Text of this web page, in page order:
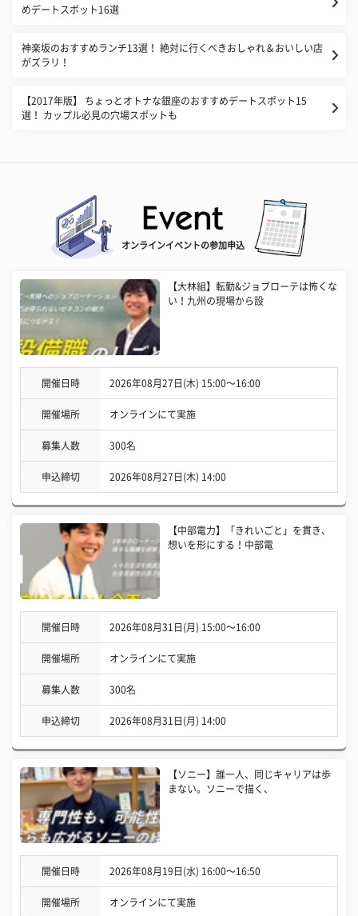
めデートスポット16選
神楽坂のおすすめランチ13選！ 絶対に行くべきおしゃれ＆おいしい店
がズラリ！
【2017年版】 ちょっとオトナな銀座のおすすめデートスポット15
選！ カップル必見の穴場スポットも
オンラインイベントの参加申込
【大林組】転勤&ジョブローテは怖くな
い！九州の現場から設
開催日時 2026年08月27日(木) 15:00〜16:00
開催場所 オンラインにて実施
募集人数 300名
申込締切 2026年08月27日(木) 14:00
【中部電力】「きれいごと」を貫き、
想いを形にする！中部電
開催日時 2026年08月31日(月) 15:00〜16:00
開催場所 オンラインにて実施
募集人数 300名
申込締切 2026年08月31日(月) 14:00
【ソニー】誰一人、同じキャリアは歩
まない。ソニーで描く、
開催日時 2026年08月19日(水) 16:00〜16:50
開催場所 オンラインにて実施